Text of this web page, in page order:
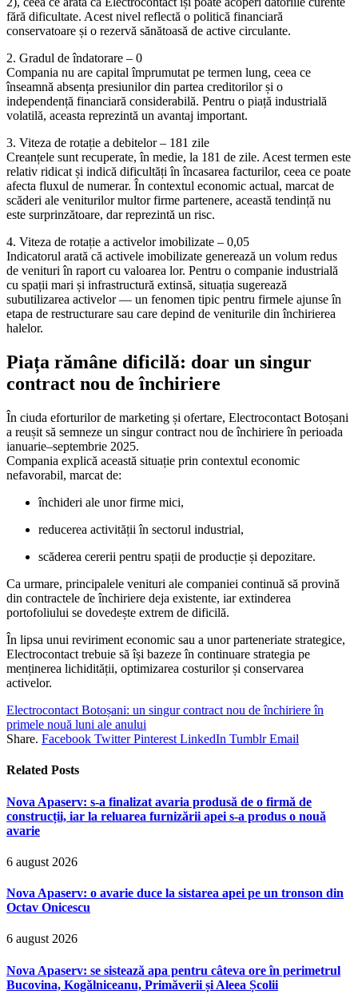
fără dificultate. Acest nivel reflectă o politică financiară
conservatoare și o rezervă sănătoasă de active circulante.
2. Gradul de îndatorare – 0
Compania nu are capital împrumutat pe termen lung, ceea ce
înseamnă absența presiunilor din partea creditorilor și o
independență financiară considerabilă. Pentru o piață industrială
volatilă, aceasta reprezintă un avantaj important.
3. Viteza de rotație a debitelor – 181 zile
Creanțele sunt recuperate, în medie, la 181 de zile. Acest termen este
relativ ridicat și indică dificultăți în încasarea facturilor, ceea ce poate
afecta fluxul de numerar. În contextul economic actual, marcat de
scăderi ale veniturilor multor firme partenere, această tendință nu
este surprinzătoare, dar reprezintă un risc.
4. Viteza de rotație a activelor imobilizate – 0,05
Indicatorul arată că activele imobilizate generează un volum redus
de venituri în raport cu valoarea lor. Pentru o companie industrială
cu spații mari și infrastructură extinsă, situația sugerează
subutilizarea activelor — un fenomen tipic pentru firmele ajunse în
etapa de restructurare sau care depind de veniturile din închirierea
halelor.
Piața rămâne dificilă: doar un singur
contract nou de închiriere
În ciuda eforturilor de marketing și ofertare, Electrocontact Botoșani
a reușit să semneze un singur contract nou de închiriere în perioada
ianuarie–septembrie 2025.
Compania explică această situație prin contextul economic
nefavorabil, marcat de:
închideri ale unor firme mici,
reducerea activității în sectorul industrial,
scăderea cererii pentru spații de producție și depozitare.
Ca urmare, principalele venituri ale companiei continuă să provină
din contractele de închiriere deja existente, iar extinderea
portofoliului se dovedește extrem de dificilă.
În lipsa unui reviriment economic sau a unor parteneriate strategice,
Electrocontact trebuie să își bazeze în continuare strategia pe
menținerea lichidității, optimizarea costurilor și conservarea
activelor.
Electrocontact Botoșani: un singur contract nou de închiriere în
primele nouă luni ale anului
Share. Facebook Twitter Pinterest LinkedIn Tumblr Email
Related Posts
Nova Apaserv: s-a finalizat avaria produsă de o firmă de
construcții, iar la reluarea furnizării apei s-a produs o nouă
avarie
6 august 2026
Nova Apaserv: o avarie duce la sistarea apei pe un tronson din
Octav Onicescu
6 august 2026
Nova Apaserv: se sistează apa pentru câteva ore în perimetrul
Bucovina, Kogălniceanu, Primăverii și Aleea Școlii